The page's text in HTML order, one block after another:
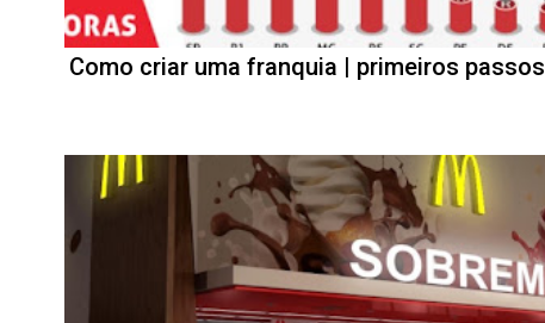
Como criar uma franquia | primeiros passos